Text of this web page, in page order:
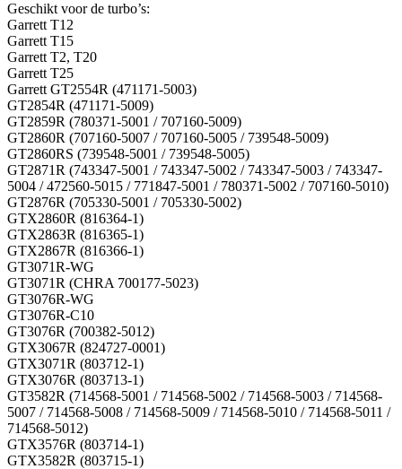
Geschikt voor de turbo’s:
Garrett T12
Garrett T15
Garrett T2, T20
Garrett T25
Garrett GT2554R (471171-5003)
GT2854R (471171-5009)
GT2859R (780371-5001 / 707160-5009)
GT2860R (707160-5007 / 707160-5005 / 739548-5009)
GT2860RS (739548-5001 / 739548-5005)
GT2871R (743347-5001 / 743347-5002 / 743347-5003 / 743347-
5004 / 472560-5015 / 771847-5001 / 780371-5002 / 707160-5010)
GT2876R (705330-5001 / 705330-5002)
GTX2860R (816364-1)
GTX2863R (816365-1)
GTX2867R (816366-1)
GT3071R-WG
GT3071R (CHRA 700177-5023)
GT3076R-WG
GT3076R-C10
GT3076R (700382-5012)
GTX3067R (824727-0001)
GTX3071R (803712-1)
GTX3076R (803713-1)
GT3582R (714568-5001 / 714568-5002 / 714568-5003 / 714568-
5007 / 714568-5008 / 714568-5009 / 714568-5010 / 714568-5011 /
714568-5012)
GTX3576R (803714-1)
GTX3582R (803715-1)